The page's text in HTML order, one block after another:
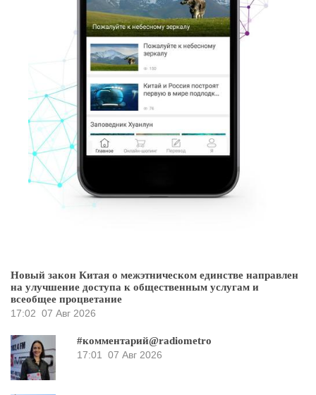
Новый закон Китая о межэтническом единстве направлен
на улучшение доступа к общественным услугам и
всеобщее процветание
17:02 07 Авг 2026
#комментарий@radiometro
17:01
07 Авг 2026